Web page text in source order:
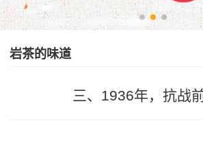
岩茶的味道
三、1936年，抗战前